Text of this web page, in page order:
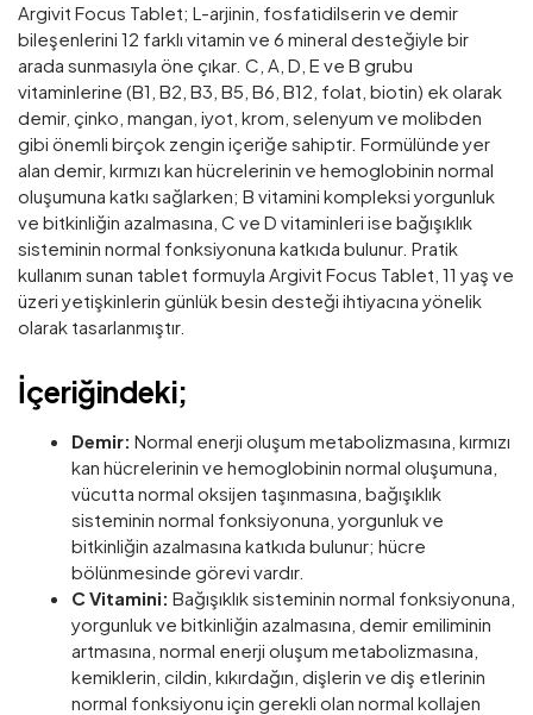
Argivit Focus Tablet; L-arjinin, fosfatidilserin ve demir
bileşenlerini 12 farklı vitamin ve 6 mineral desteğiyle bir
arada sunmasıyla öne çıkar. C, A, D, E ve B grubu
vitaminlerine (B1, B2, B3, B5, B6, B12, folat, biotin) ek olarak
demir, çinko, mangan, iyot, krom, selenyum ve molibden
gibi önemli birçok zengin içeriğe sahiptir. Formülünde yer
alan demir, kırmızı kan hücrelerinin ve hemoglobinin normal
oluşumuna katkı sağlarken; B vitamini kompleksi yorgunluk
ve bitkinliğin azalmasına, C ve D vitaminleri ise bağışıklık
sisteminin normal fonksiyonuna katkıda bulunur. Pratik
kullanım sunan tablet formuyla Argivit Focus Tablet, 11 yaş ve
üzeri yetişkinlerin günlük besin desteği ihtiyacına yönelik
olarak tasarlanmıştır.
İçeriğindeki;
Demir: Normal enerji oluşum metabolizmasına, kırmızı
kan hücrelerinin ve hemoglobinin normal oluşumuna,
vücutta normal oksijen taşınmasına, bağışıklık
sisteminin normal fonksiyonuna, yorgunluk ve
bitkinliğin azalmasına katkıda bulunur; hücre
bölünmesinde görevi vardır.
C Vitamini: Bağışıklık sisteminin normal fonksiyonuna,
yorgunluk ve bitkinliğin azalmasına, demir emiliminin
artmasına, normal enerji oluşum metabolizmasına,
kemiklerin, cildin, kıkırdağın, dişlerin ve diş etlerinin
normal fonksiyonu için gerekli olan normal kollajen